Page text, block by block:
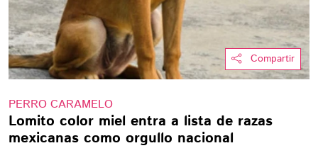
Compartir
PERRO CARAMELO
Lomito color miel entra a lista de razas
mexicanas como orgullo nacional